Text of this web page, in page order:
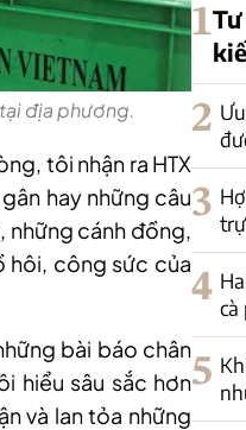
địa phương.
tôi nhận ra HTX
hay những câu
những cánh đồng,
hôi, công sức của
bài báo chân
hiểu sâu sắc hơn
và lan tỏa những
1
2
3
4 cà
5